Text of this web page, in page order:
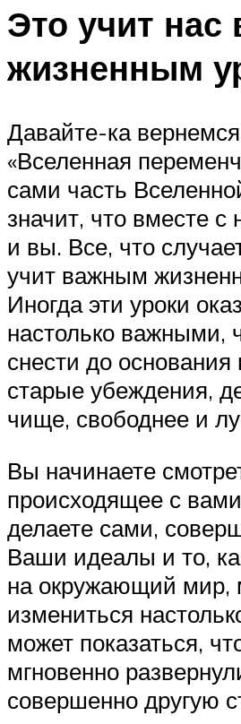
Это учит
жизненным
Давайте-ка
«Вселенная
сами часть
значит, что вместе с
и вы. Все, что
учит важным
Иногда эти уроки
настолько важными,
снести до
старые убеждения,
чище, свободнее и
Вы начинаете
происходящее с
делаете сами,
Ваши идеалы и то,
на окружающий мир,
измениться
может показаться,
мгновенно
совершенно другую